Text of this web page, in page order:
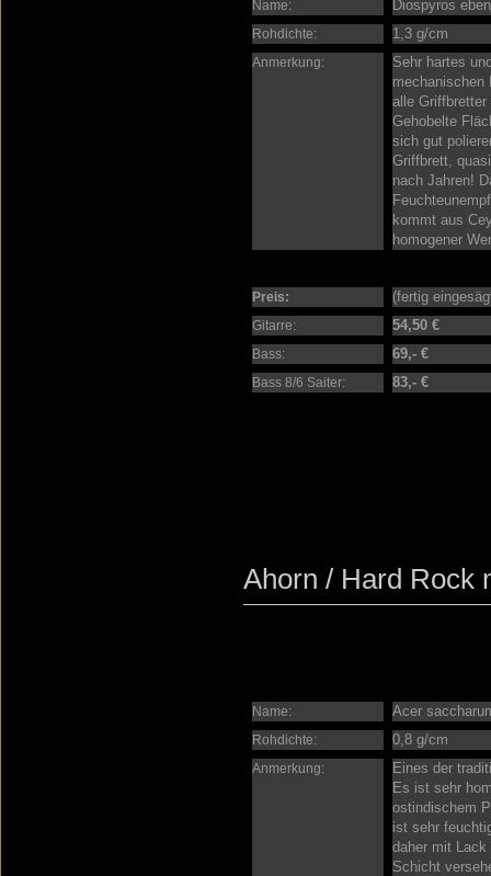
Name: Diospyros
Rohdichte: 1,3 g/cm
Anmerkung:
Sehr hartes
mechanischen
alle
Gehobelte
sich gut
Griffbrett,
nach Jahren!
kommt aus
homogener
Preis: (fertig
Gitarre: 54,50 €
Bass: 69,- €
Bass 8/6 Saiter: 83,- €
Ahorn / Hard Rock
Name: Acer
Rohdichte: 0,8 g/cm
Anmerkung:
Eines der
Es ist sehr
ostindischem
ist sehr
daher mit Lack
Schicht